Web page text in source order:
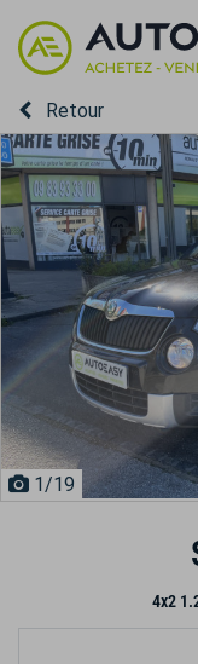
Retour
1/19
4x2